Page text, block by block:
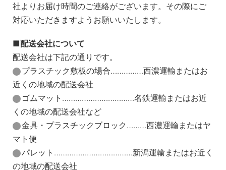
社よりお届け時間のご連絡がございます。その際にご
対応いただきますようお願いいたします。
配送会社について
配送会社は下記の通りです。
プラスチック敷板の場合……………西濃運輸またはお
近くの地域の配送会社
ゴムマット……………………………名鉄運輸またはお近
くの地域の配送会社など
金具・プラスチックブロック………西濃運輸またはヤ
マト便
パレット………………………………新潟運輸またはお近く
の地域の配送会社